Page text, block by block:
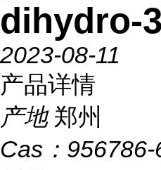
dihydro-
2023-08-11
产品详情
产地 郑州
Cas： 956786-